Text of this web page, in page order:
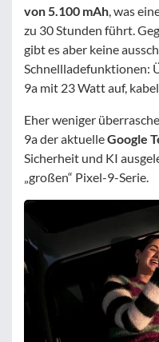
von 5.100 mAh , was
zu 30 Stunden führt.
gibt es aber keine
Schnellladefunktionen:
9a mit 23 Watt auf,
Eher weniger
9a der aktuelleGoogle
Sicherheit und KI
„großen“ Pixel-9-Serie.